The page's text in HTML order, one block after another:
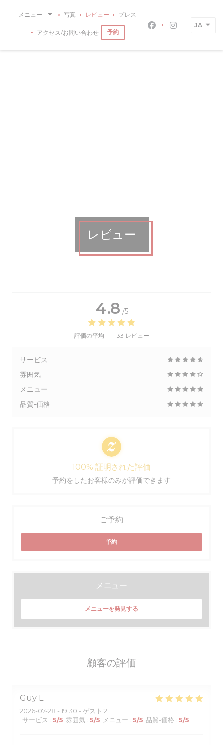
メニュー 写真 レビュー プレス
アクセス/お問い合わせ 予約 Facebook ((新し
Instagram ((
JA
レビュー
顧客の評価
Guy L
2026-07-28 - 19:30 - ゲスト 2
サービス : 5/5 雰囲気 : 5/5 メニュー : 5/5 品質-価格 : 5/5
4.8 /5
評価の平均 — 1133 レビュー
サービス
雰囲気
メニュー
品質-価格
100% 証明された評価
予約をしたお客様のみが評価できます
ご予約
予約
メニュー
メニューを発見する